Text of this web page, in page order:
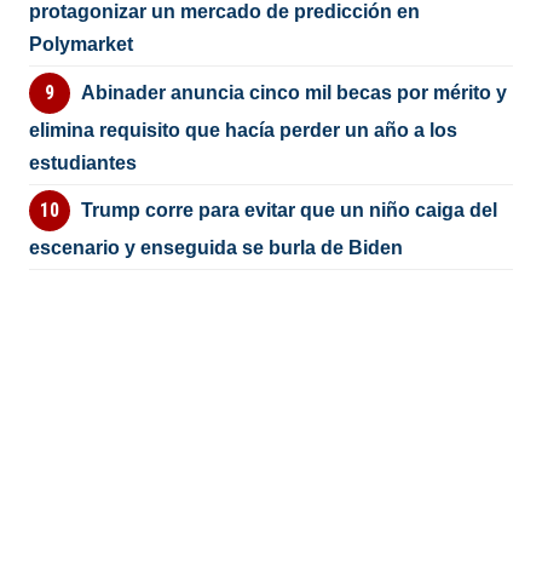
protagonizar un mercado de predicción en
Polymarket
Abinader anuncia cinco mil becas por mérito y
elimina requisito que hacía perder un año a los
estudiantes
Trump corre para evitar que un niño caiga del
escenario y enseguida se burla de Biden